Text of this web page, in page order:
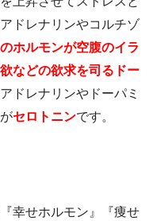
ドレナリンやコルチゾ
ホルモンが空腹のイラ
などの欲求を司るドー
ドレナリンやドーパミ
セロトニンです。
幸せホルモン』『痩せ